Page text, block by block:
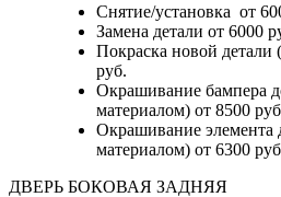
Снятие/установка от
Замена детали от 6000
Покраска новой детали
руб.
Окрашивание бампера
материалом) от 8500
Окрашивание элемента
материалом) от 6300
ДВЕРЬ БОКОВАЯ ЗАДНЯЯ